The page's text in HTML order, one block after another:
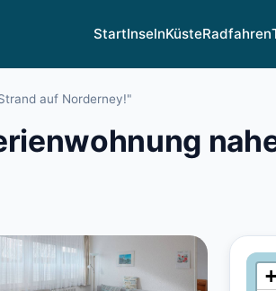
StartInselnKüsteRadfahren
auf Norderney!"
+